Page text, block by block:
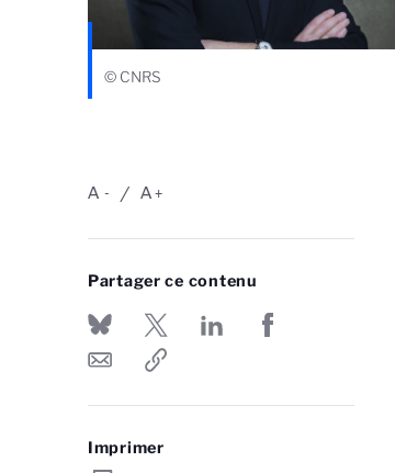
© CNRS
-
A +
A
Partager ce contenu
Imprimer